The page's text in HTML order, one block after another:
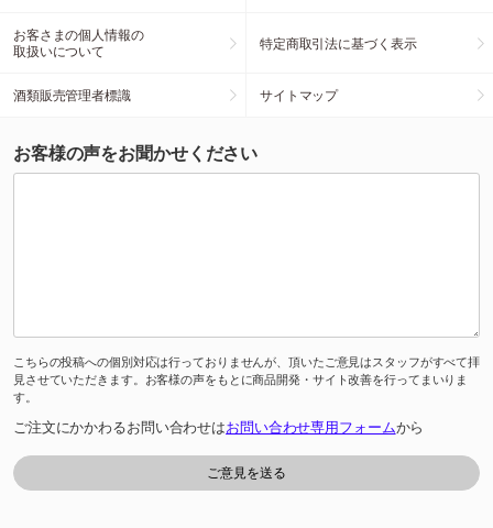
お客さまの個人情報の
取扱いについて
特定商取引法に基づく表示
酒類販売管理者標識 サイトマップ
お客様の声をお聞かせください
こちらの投稿への個別対応は行っておりませんが、頂いたご意見はスタッフがすべて拝
見させていただきます。お客様の声をもとに商品開発・サイト改善を行ってまいりま
す。
ご注文にかかわるお問い合わせはお問い合わせ専用フォームから